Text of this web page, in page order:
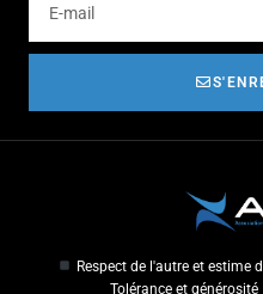
Respect de l'autre et estime
Tolérance et générosité